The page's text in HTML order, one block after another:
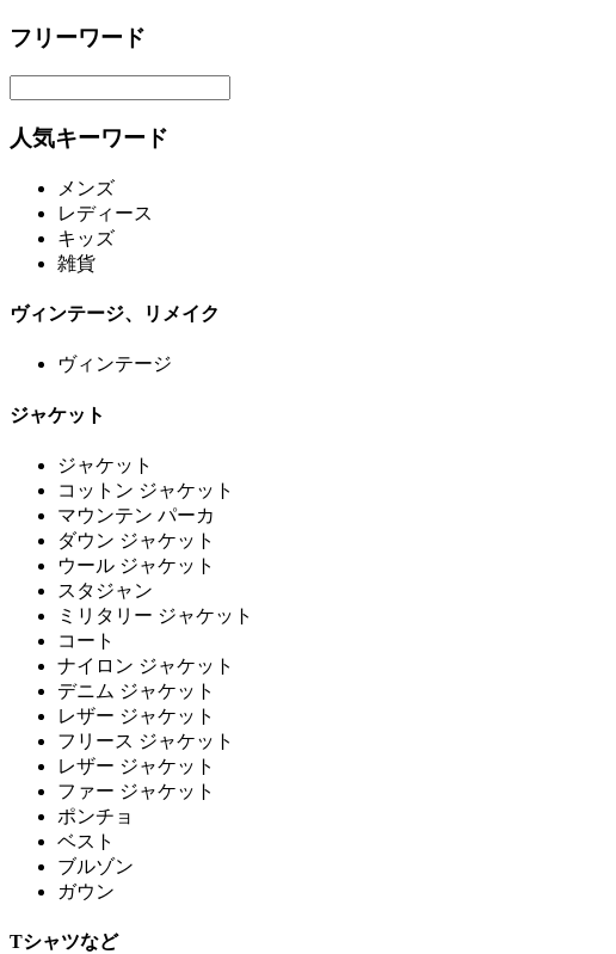
フリーワード
人気キーワード
メンズ
レディース
キッズ
雑貨
ヴィンテージ、リメイク
ヴィンテージ
ジャケット
ジャケット
コットン ジャケット
マウンテン パーカ
ダウン ジャケット
ウール ジャケット
スタジャン
ミリタリー ジャケット
コート
ナイロン ジャケット
デニム ジャケット
レザー ジャケット
フリース ジャケット
レザー ジャケット
ファー ジャケット
ポンチョ
ベスト
ブルゾン
ガウン
Tシャツなど